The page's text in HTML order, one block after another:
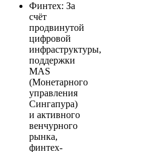
Финтех: За
счёт
продвинутой
цифровой
инфраструктуры,
поддержки
MAS
(Монетарного
управления
Сингапура)
и активного
венчурного
рынка,
финтех-